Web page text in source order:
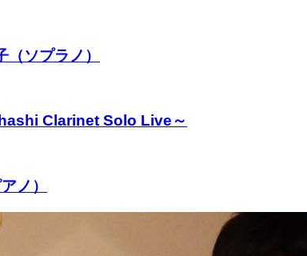
ソプラノ）
Clarinet Solo Live～
ノ）